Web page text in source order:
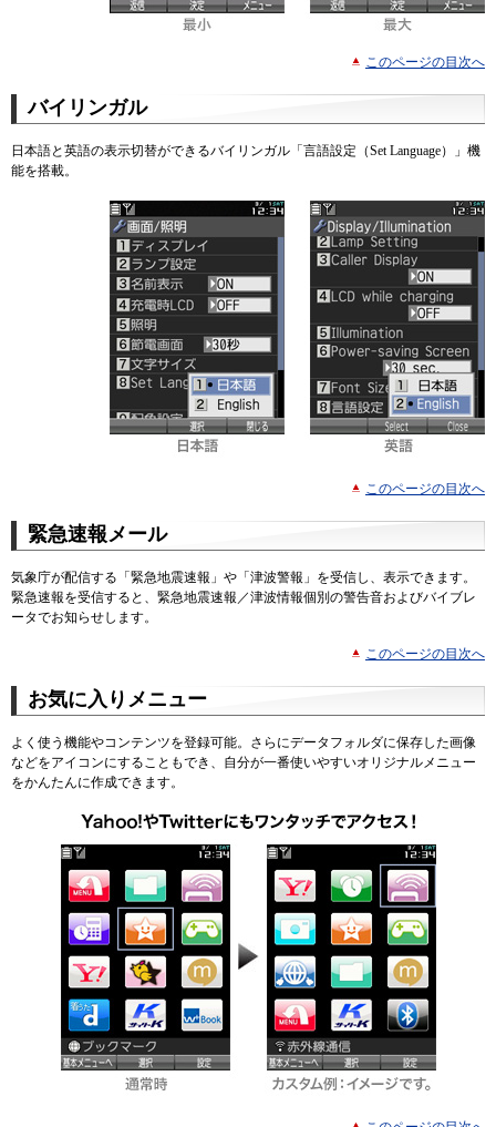
このページの目次へ
バイリンガル
日本語と英語の表示切替ができるバイリンガル「言語設定（Set Language）」機
能を搭載。
このページの目次へ
緊急速報メール
気象庁が配信する「緊急地震速報」や「津波警報」を受信し、表示できます。
緊急速報を受信すると、緊急地震速報／津波情報個別の警告音およびバイブレ
ータでお知らせします。
このページの目次へ
お気に入りメニュー
よく使う機能やコンテンツを登録可能。さらにデータフォルダに保存した画像
などをアイコンにすることもでき、自分が一番使いやすいオリジナルメニュー
をかんたんに作成できます。